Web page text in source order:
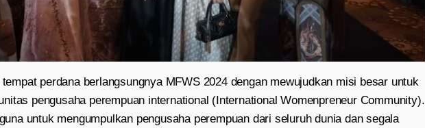
perdana berlangsungnya MFWS 2024 dengan mewujudkan misi besar untuk
pengusaha perempuan international (International Womenpreneur Community).
untuk mengumpulkan pengusaha perempuan dari seluruh dunia dan segala